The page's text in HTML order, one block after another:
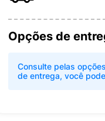
Opções de
Consulte pelas
de entrega, você